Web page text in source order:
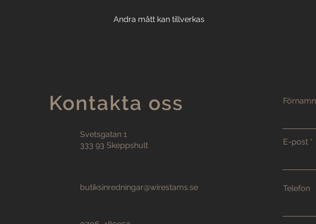
Andra mått kan tillverkas
Kontakta oss
Svetsgatan 1
333 93 Skeppshult
butiksinredningar@wirestams.se
Förnamn
E-post
Telefon